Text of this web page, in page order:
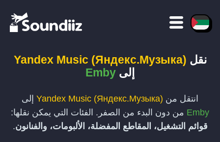
نقل Yandex Music (Яндекс.Музыка)
إلى Emby
انتقل من Yandex Music (Яндекс.Музыка) إلى
Emby من دون البدء من الصفر. الفئات التي يمكن نقلها:
قوائم التشغيل، المقاطع المفضلة، الألبومات، والفنانون.